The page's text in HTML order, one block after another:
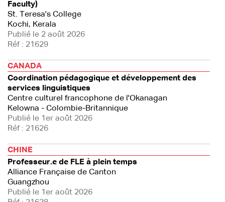
Faculty)
St. Teresa's College
Kochi, Kerala
Publié le 2 août 2026
Réf : 21629
CANADA
Coordination pédagogique et développement des
services linguistiques
Centre culturel francophone de l'Okanagan
Kelowna - Colombie-Britannique
Publié le 1er août 2026
Réf : 21626
CHINE
Professeur.e de FLE à plein temps
Alliance Française de Canton
Guangzhou
Publié le 1er août 2026